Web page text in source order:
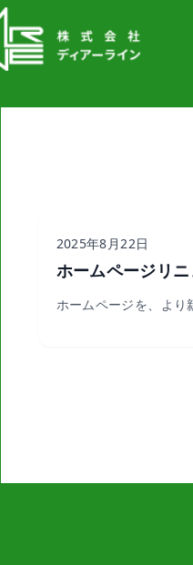
2025年8月22日
ホームページリ
ホームページを、より